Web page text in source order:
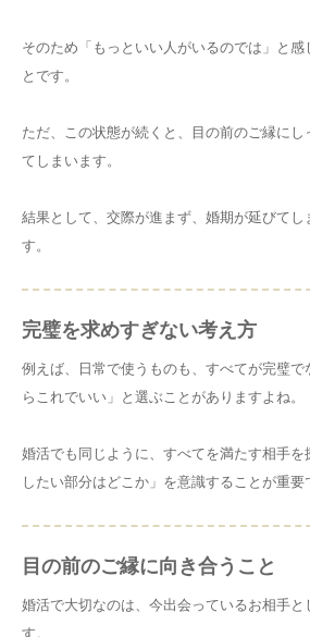
そのため「もっといい人がいるのでは」と感
とです。
ただ、この状態が続くと、目の前のご縁にし
てしまいます。
結果として、交際が進まず、婚期が延びてし
す。
完璧を求めすぎない考え方
例えば、日常で使うものも、すべてが完璧
らこれでいい」と選ぶことがありますよね。
婚活でも同じように、すべてを満たす相手を
したい部分はどこか」を意識することが重要
目の前のご縁に向き合うこと
婚活で大切なのは、今出会っているお相手
す。